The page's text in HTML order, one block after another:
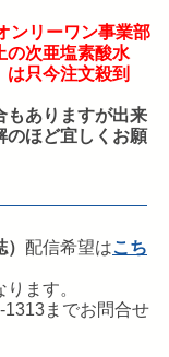
ンリーワン事業部
の次亜塩素酸水
は只今注文殺到
もありますが出来
のほど宜しくお願
配信希望はこち
ます。
1313までお問合せ